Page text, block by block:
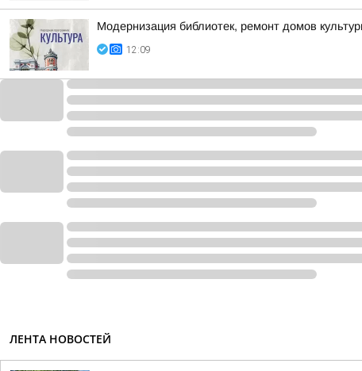
Модернизация библиотек, ремонт домов
12:09
ЛЕНТА НОВОСТЕЙ